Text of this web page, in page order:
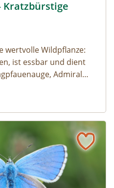
Kratzbürstige
wertvolle Wildpflanze:
ist essbar und dient
Admiral
lässt, fördert die
– Der Himmelblaue